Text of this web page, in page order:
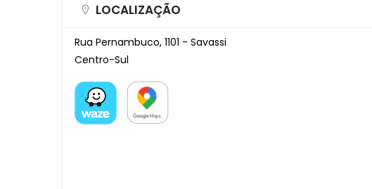
LOCALIZAÇÃO
Rua Pernambuco, 1101 - Savassi
Centro-Sul